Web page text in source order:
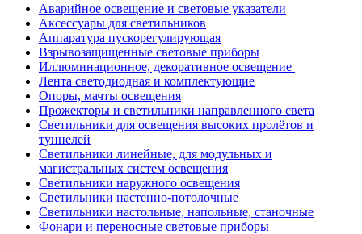
Аварийное освещение и световые указатели
Аксессуары для светильников
Аппаратура пускорегулирующая
Взрывозащищенные световые приборы
Иллюминационное, декоративное освещение
Лента светодиодная и комплектующие
Опоры, мачты освещения
Прожекторы и светильники направленного света
Светильники для освещения высоких пролётов и
туннелей
Светильники линейные, для модульных и
магистральных систем освещения
Светильники наружного освещения
Светильники настенно-потолочные
Светильники настольные, напольные, станочные
Фонари и переносные световые приборы